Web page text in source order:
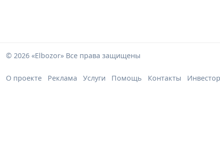
© 2026 «Elbozor» Все права защищены
О проекте Реклама Услуги Помощь Контакты